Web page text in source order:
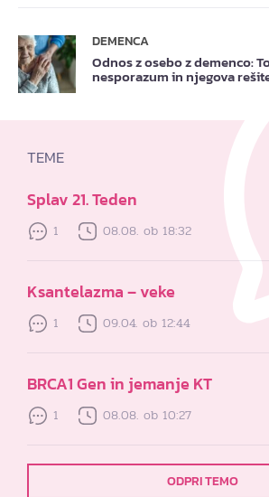
DEMENCA
Odnos z osebo z demenco:
nesporazum in njegova
TEME
Splav 21. Teden
1 08.08. ob 18:32
Ksantelazma – veke
1 09.04. ob 12:44
BRCA1 Gen in jemanje KT
1 08.08. ob 10:27
ODPRI TEMO